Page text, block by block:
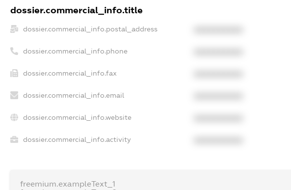
dossier.commercial_info.title
dossier.commercial_info.postal_address
dossier.commercial_info.phone
dossier.commercial_info.fax
dossier.commercial_info.email
dossier.commercial_info.website
dossier.commercial_info.activity
freemium.exampleText_1